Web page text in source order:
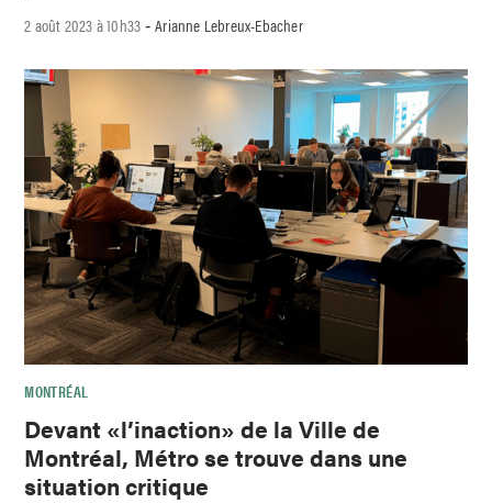
2 août 2023 à 10h33 -Arianne Lebreux-Ebacher
MONTRÉAL
Devant «l’inaction» de la Ville de
Montréal, Métro se trouve dans une
situation critique